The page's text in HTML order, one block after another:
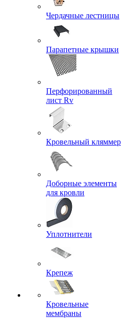
Чердачные лестницы
Парапетные крышки
Перфорированный
лист Rv
Кровельный кляммер
Доборные элементы
для кровли
Уплотнители
Крепеж
Кровельные
мембраны